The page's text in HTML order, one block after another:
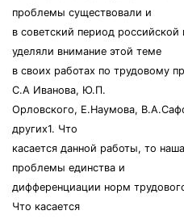
проблемы существовали и
в советский период
уделяли внимание этой теме
в своих работах по трудовому
С.А Иванова, Ю.П.
Орловского, Е.Наумова,
других1. Что
касается данной работы, то
проблемы единства и
дифференциации норм
Что касается